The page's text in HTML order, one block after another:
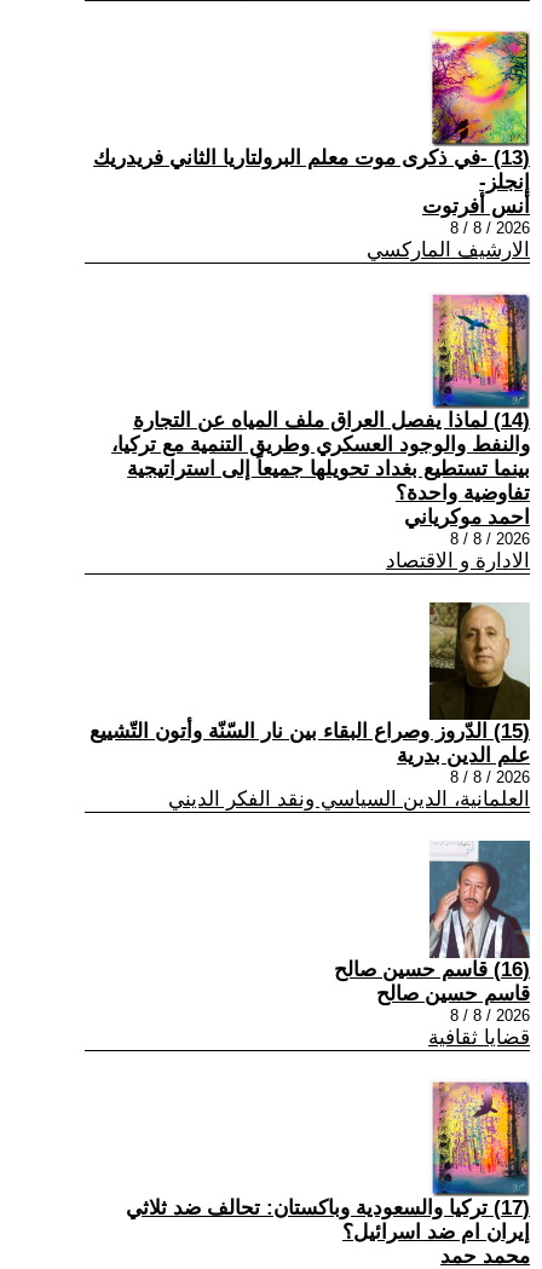
(13) -في ذكرى موت معلم البرولتاريا الثاني فريدريك
إنجلز-
أنس أفرتوت
2026 / 8 / 8
الارشيف الماركسي
(14) لماذا يفصل العراق ملف المياه عن التجارة
والنفط والوجود العسكري وطريق التنمية مع تركيا،
بينما تستطيع بغداد تحويلها جميعاً إلى استراتيجية
تفاوضية واحدة؟
احمد موكرياني
2026 / 8 / 8
الادارة و الاقتصاد
(15) الدّروز وصراع البقاء بين نار السّنّة وأتون التّشييع
علم الدين بدرية
2026 / 8 / 8
العلمانية، الدين السياسي ونقد الفكر الديني
(16) قاسم حسين صالح
قاسم حسين صالح
2026 / 8 / 8
قضايا ثقافية
(17) تركيا والسعودية وباكستان: تحالف ضد ثلاثي
إيران ام ضد اسرائيل؟
محمد حمد